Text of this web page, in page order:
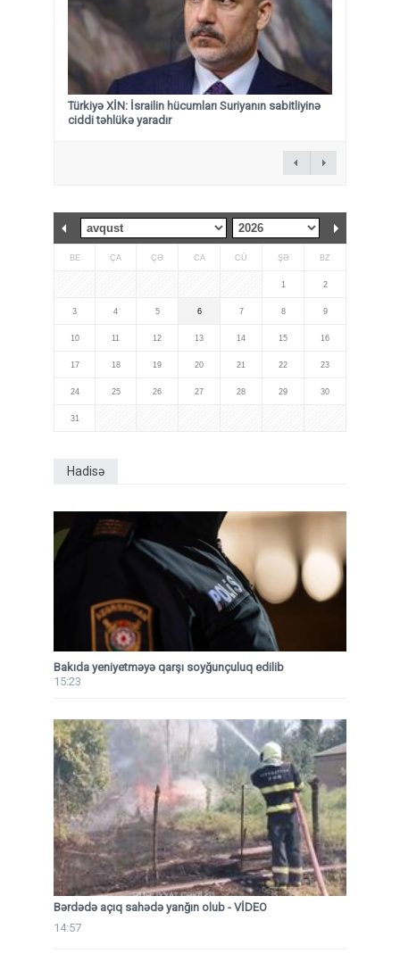
Türkiyə XİN: İsrailin hücumları Suriyanın sabitliyinə
ciddi təhlükə yaradır
BE ÇA ÇƏ CA CÜ ŞƏ BZ
1 2
3 4 5 6 7 8 9
10 11 12 13 14 15 16
17 18 19 20 21 22 23
24 25 26 27 28 29 30
31
Hadisə
Bakıda yeniyetməyə qarşı soyğunçuluq edilib
15:23
Bərdədə açıq sahədə yanğın olub - VİDEO
14:57